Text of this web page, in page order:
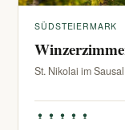
SÜDSTEIERMARK
St. Nikolai im Sausal